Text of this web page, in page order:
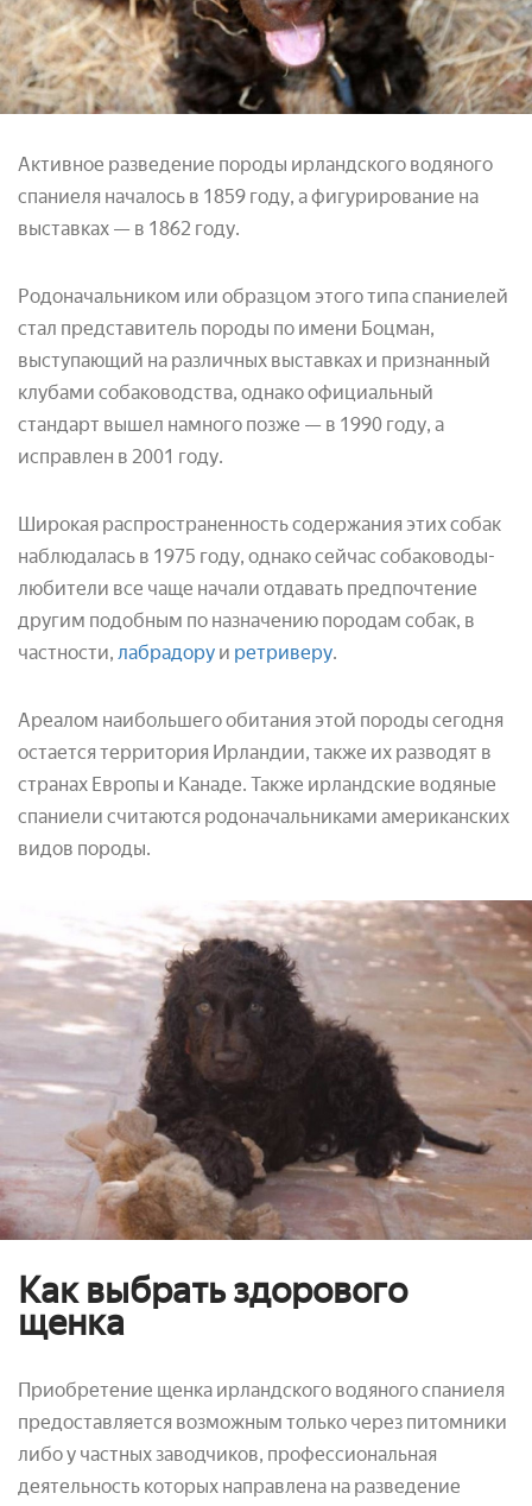
Активное разведение породы ирландского водяного
спаниеля началось в 1859 году, а фигурирование на
выставках — в 1862 году.
Родоначальником или образцом этого типа спаниелей
стал представитель породы по имени Боцман,
выступающий на различных выставках и признанный
клубами собаководства, однако официальный
стандарт вышел намного позже — в 1990 году, а
исправлен в 2001 году.
Широкая распространенность содержания этих собак
наблюдалась в 1975 году, однако сейчас собаководы-
любители все чаще начали отдавать предпочтение
другим подобным по назначению породам собак, в
частности, лабрадору и ретриверу.
Ареалом наибольшего обитания этой породы сегодня
остается территория Ирландии, также их разводят в
странах Европы и Канаде. Также ирландские водяные
спаниели считаются родоначальниками американских
видов породы.
Как выбрать здорового
щенка
Приобретение щенка ирландского водяного спаниеля
предоставляется возможным только через питомники
либо у частных заводчиков, профессиональная
деятельность которых направлена на разведение